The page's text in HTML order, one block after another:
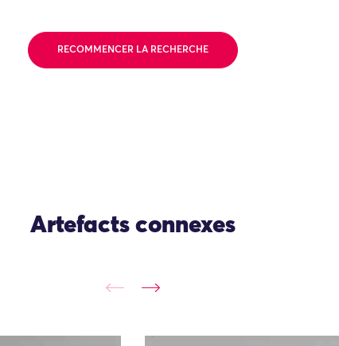
RECOMMENCER LA RECHERCHE
Artefacts connexes